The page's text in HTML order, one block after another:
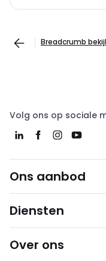
Breadcrumb
Volg ons op sociale
Ons aanbod
Diensten
Over ons